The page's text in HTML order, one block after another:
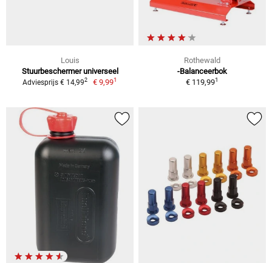
Louis
Stuurbeschermer universeel
Adviesprijs € 14,992 € 9,991
Rothewald
-Balanceerbok
€ 119,991